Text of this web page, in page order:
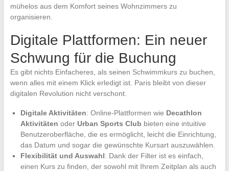
mühelos aus dem Komfort seines Wohnzimmers zu
organisieren.
Digitale Plattformen: Ein neuer
Schwung für die Buchung
Es gibt nichts Einfacheres, als seinen Schwimmkurs zu buchen,
wenn alles mit einem Klick erledigt ist. Paris bleibt von dieser
digitalen Revolution nicht verschont.
Digitale Aktivitäten: Online-Plattformen wie Decathlon
Aktivitäten oder Urban Sports Club bieten eine intuitive
Benutzeroberfläche, die es ermöglicht, leicht die Einrichtung,
das Datum und sogar die gewünschte Kursart auszuwählen.
Flexibilität und Auswahl: Dank der Filter ist es einfach,
einen Kurs zu finden, der sowohl mit Ihrem Zeitplan als auch